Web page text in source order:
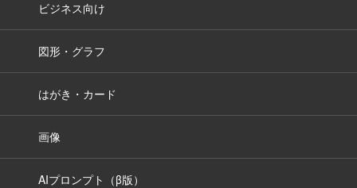
ビジネス向け
図形・グラフ
はがき・カード
画像
AIプロンプト（β版）